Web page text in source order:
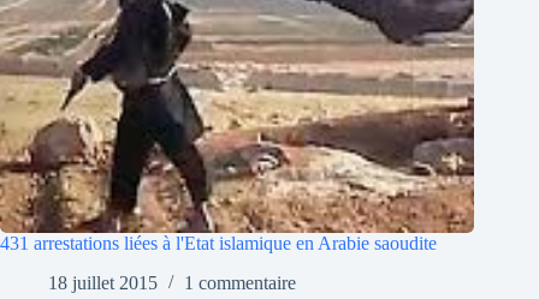
431 arrestations liées à l'Etat islamique en Arabie saoudite
18 juillet 2015
1 commentaire